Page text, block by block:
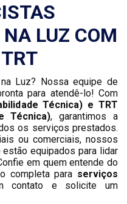
LUZ COM
Luz? Nossa equipe de
para atendê-lo! Com
Técnica) e TRT
Técnica), garantimos a
os serviços prestados.
ou comerciais, nossos
equipados para lidar
em quem entende do
completa para serviços
contato e solicite um